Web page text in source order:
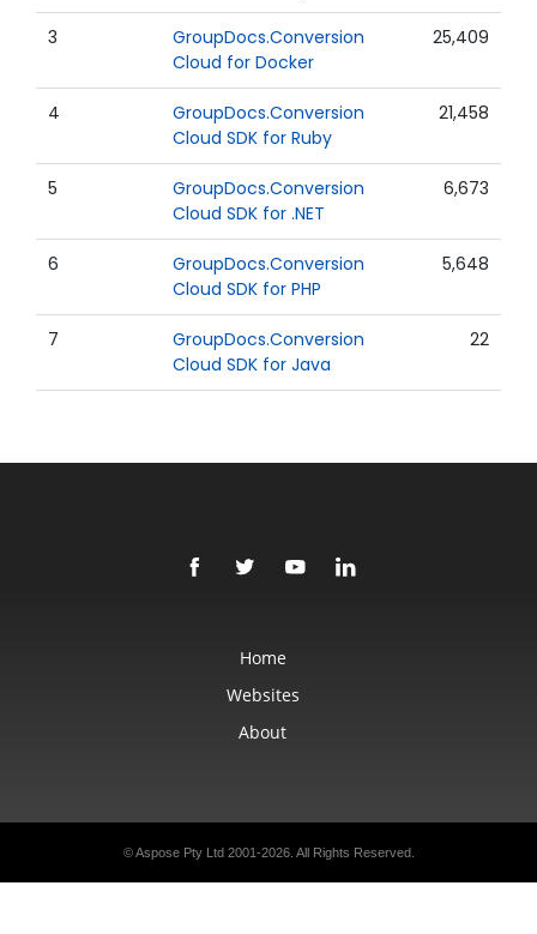
3
GroupDocs.Conversion
Cloud for Docker
25,409
4
GroupDocs.Conversion
Cloud SDK for Ruby
21,458
5
GroupDocs.Conversion
Cloud SDK for .NET
6,673
6
GroupDocs.Conversion
Cloud SDK for PHP
5,648
7
GroupDocs.Conversion
Cloud SDK for Java
22
Home
Websites
About
© Aspose Pty Ltd 2001-2026. All Rights Reserved.